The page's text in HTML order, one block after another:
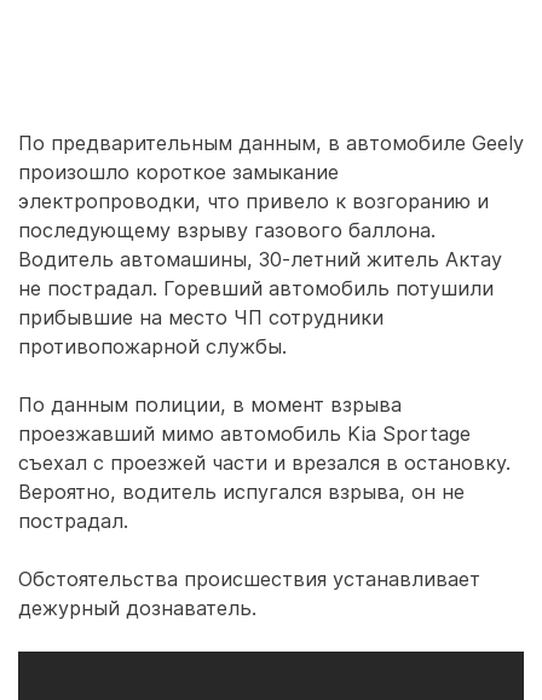
По предварительным данным, в автомобиле Geely
произошло короткое замыкание
электропроводки, что привело к возгоранию и
последующему взрыву газового баллона.
Водитель автомашины, 30-летний житель Актау
не пострадал. Горевший автомобиль потушили
прибывшие на место ЧП сотрудники
противопожарной службы.
По данным полиции, в момент взрыва
проезжавший мимо автомобиль Kia Sportage
съехал с проезжей части и врезался в остановку.
Вероятно, водитель испугался взрыва, он не
пострадал.
Обстоятельства происшествия устанавливает
дежурный дознаватель.